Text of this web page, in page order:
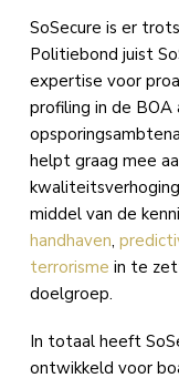
SoSecure is er
Politiebond juist
expertise voor
profiling in de
helpt graag mee
middel van de
handhaven,
terrorisme in te
doelgroep.
In totaal heeft
ontwikkeld voor